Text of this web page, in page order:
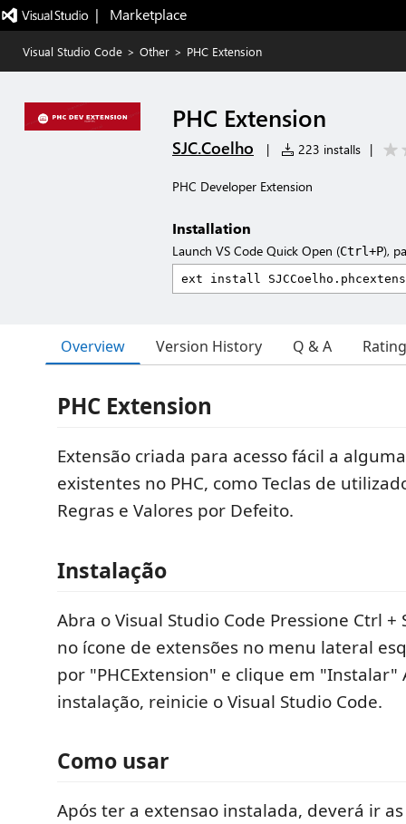
|   Marketplace
Visual Studio Code > Other > PHC Extension
PHC Extension
SJC.Coelho | 223 installs |
PHC Developer Extension
Installation
Launch VS Code Quick Open (Ctrl+P),
Overview Version History Q & A
PHC Extension
Extensão criada para acesso fácil a
existentes no PHC, como Teclas de
Regras e Valores por Defeito.
Instalação
Abra o Visual Studio Code Pressione Ctrl +
no ícone de extensões no menu lateral
por "PHCExtension" e clique em "Instalar"
instalação, reinicie o Visual Studio Code.
Como usar
Após ter a extensao instalada, deverá ir